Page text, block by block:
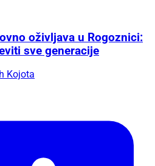
oživljava u Rogoznici:
sve generacije
Kojota